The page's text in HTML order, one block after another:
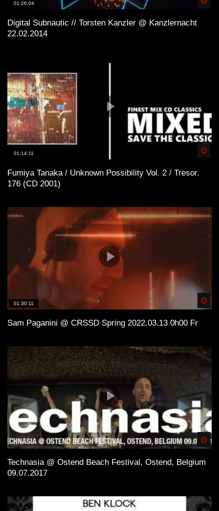
01:26:04
Digital Subnautic // Torsten Kanzler @ Kanzlernacht
22.02.2014
01:14:11
Fumiya Tanaka / Unknown Possibility Vol. 2 / Tresor.
176 (CD 2001)
01:30:11
Sam Paganini @ CRSSD Spring 2022.03.13 0h00 Fr
Technasia @ Ostend Beach Festival, Ostend, Belgium
09.07.2017